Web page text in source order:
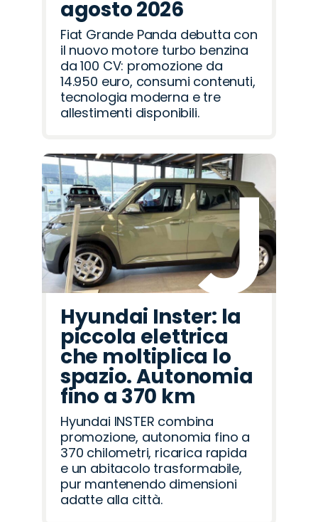
agosto 2026
Fiat Grande Panda debutta con
il nuovo motore turbo benzina
da 100 CV: promozione da
14.950 euro, consumi contenuti,
tecnologia moderna e tre
allestimenti disponibili.
Hyundai Inster: la
piccola elettrica
che moltiplica lo
spazio. Autonomia
fino a 370 km
Hyundai INSTER combina
promozione, autonomia fino a
370 chilometri, ricarica rapida
e un abitacolo trasformabile,
pur mantenendo dimensioni
adatte alla città.